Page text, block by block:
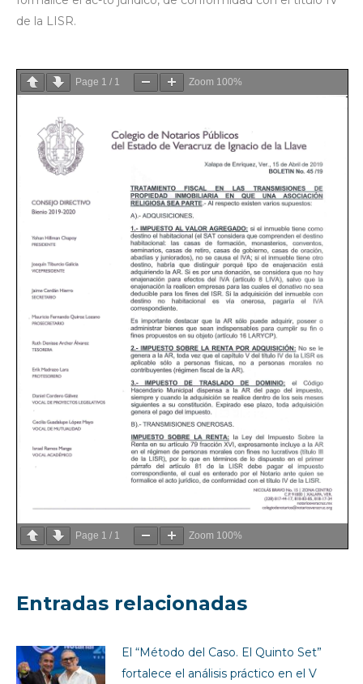
de la LISR.
Page 1 / 1 Zoom 100%
Page 1 / 1 Zoom 100%
Entradas relacionadas
El “Método del Caso. El Quinto Set”
fortalece el análisis práctico en el V